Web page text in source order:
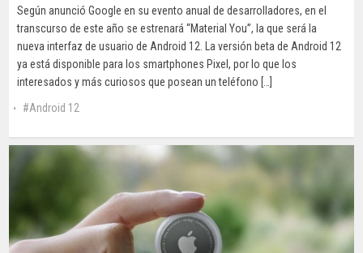
Según anunció Google en su evento anual de desarrolladores, en el
transcurso de este año se estrenará “Material You”, la que será la
nueva interfaz de usuario de Android 12. La versión beta de Android 12
ya está disponible para los smartphones Pixel, por lo que los
interesados y más curiosos que posean un teléfono […]
Android 12